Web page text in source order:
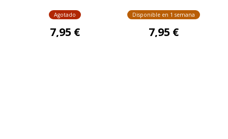
ESCONDIDO 2)
Agotado
7,95 €
Disponible en 1 semana
7,95 €